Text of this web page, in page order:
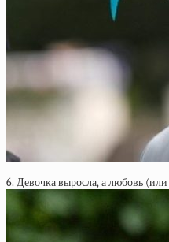
6. Девочка выросла, а любовь